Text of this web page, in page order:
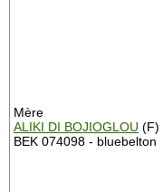
Mère
ALIKI DI BOJIOGLOU (F)
BEK 074098 - bluebelton